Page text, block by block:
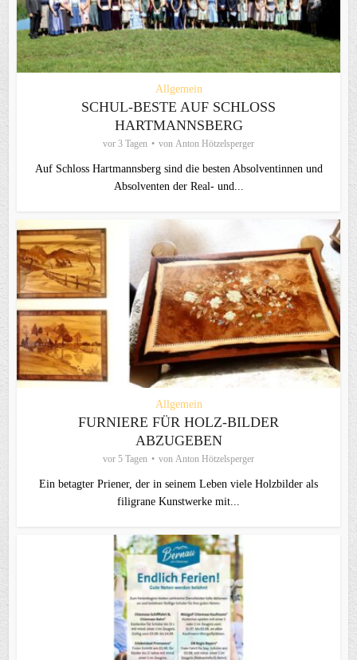
Allgemein
SCHUL-BESTE AUF SCHLOSS
HARTMANNSBERG
vor 3 Tagen von Anton Hötzelsperger
Auf Schloss Hartmannsberg sind die besten Absolventinnen und
Absolventen der Real- und...
Allgemein
FURNIERE FÜR HOLZ-BILDER
ABZUGEBEN
vor 5 Tagen von Anton Hötzelsperger
Ein betagter Priener, der in seinem Leben viele Holzbilder als
filigrane Kunstwerke mit...